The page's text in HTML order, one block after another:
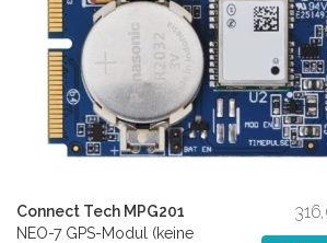
Connect Tech MPG201
NEO-7 GPS-Modul (keine